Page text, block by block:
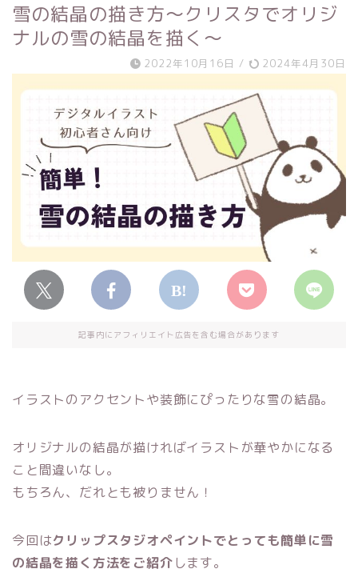
雪の結晶の描き方〜クリスタでオリジ
ナルの雪の結晶を描く〜
2022年10月16日 / 2024年4月30日
記事内にアフィリエイト広告を含む場合があります
イラストのアクセントや装飾にぴったりな雪の結晶。
オリジナルの結晶が描ければイラストが華やかになる
こと間違いなし。
もちろん、だれとも被りません！
今回はクリップスタジオペイントでとっても簡単に雪
の結晶を描く方法をご紹介します。